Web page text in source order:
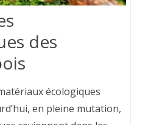
des
écologiques
en pleine mutation,